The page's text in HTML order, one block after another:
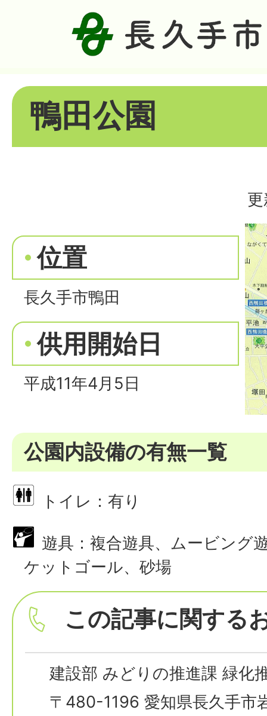
鴨田公園
位置
長久手市鴨田
供用開始日
平成11年4月5日
公園内設備の有無一覧
トイレ：有り
遊具：複合遊具、ムービング
ケットゴール、砂場
この記事に関する
建設部 みどりの推進課 緑化
〒480-1196 愛知県長久手市